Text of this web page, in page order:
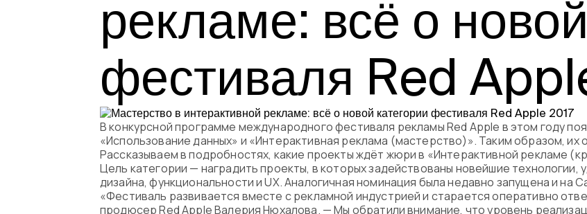
Программа
Часто
Партнеры
Контакты
Блог
Цикл лекций
рекламе: всё о
фестиваля Red
В конкурсной программе международного фестиваля рекламы Red Apple в этом году
«Использование данных» и «Интерактивная реклама (мастерство)». Таким образом,
Рассказываем в подробностях, какие проекты ждёт жюри в «Интерактивной рекламе
Цель категории — наградить проекты, в которых задействованы новейшие технологии,
дизайна, функциональности и UX. Аналогичная номинация была недавно запущена и на
«Фестиваль развивается вместе с рекламной индустрией и старается оперативно
продюсер Red Apple Валерия Нюхалова. — Мы обратили внимание, что уровень